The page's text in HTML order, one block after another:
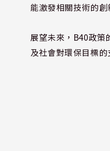
能激發相關技術的創
展望未來，B40政策
及社會對環保目標